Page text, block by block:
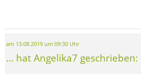
am 13.08.2019 um 09:30 Uhr
... hat Angelika7 geschrieben: